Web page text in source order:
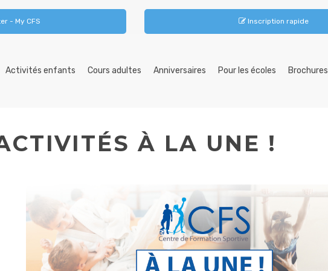
- My CFS Inscription rapide
Activités enfants Cours adultes Anniversaires Pour les écoles Brochures
À LA UNE !